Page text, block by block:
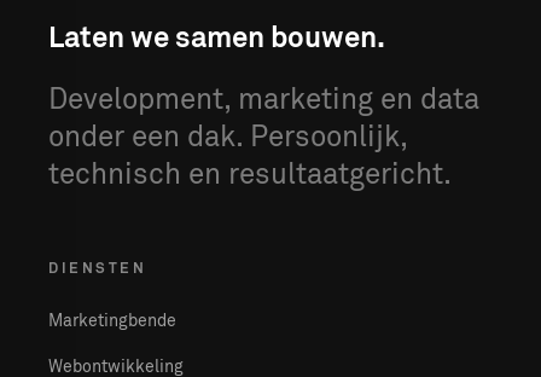
Laten we samen bouwen.
Development, marketing en data
onder een dak. Persoonlijk,
technisch en resultaatgericht.
DIENSTEN
Marketingbende
Webontwikkeling